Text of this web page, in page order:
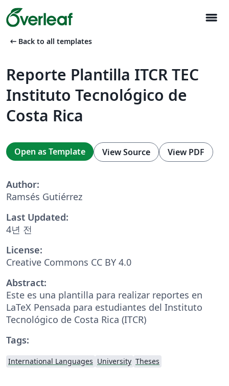
menu
arrow_left_alt Back to all templates
Reporte Plantilla ITCR TEC
Instituto Tecnológico de
Costa Rica
Open as Template View Source View PDF
Author:
Ramsés Gutiérrez
Last Updated:
4년 전
License:
Creative Commons CC BY 4.0
Abstract:
Este es una plantilla para realizar reportes en
LaTeX Pensada para estudiantes del Instituto
Tecnológico de Costa Rica (ITCR)
Tags:
International Languages University Theses